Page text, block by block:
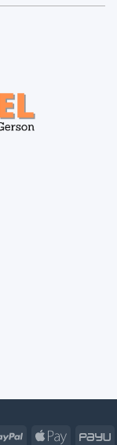
PayPal Apple